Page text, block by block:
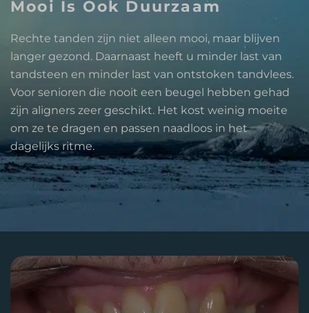
Mooi Is Ook Duurzaam
Rechte tanden zijn niet alleen mooi, maar blijven
langer gezond. Daarnaast heeft u minder last van
tandsteen en minder last van ontstoken tandvlees.
Voor senioren die nooit een beugel hebben gehad
zijn aligners zeer geschikt. Het kost weinig moeite
om ze te dragen en passen naadloos in het
dagelijks ritme.